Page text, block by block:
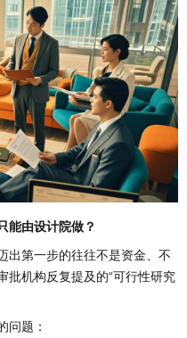
能由设计院做？
出第一步的往往不是资金、不
批机构反复提及的“可行性研究
问题：